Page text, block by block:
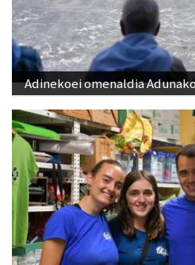
Adinekoei omenaldia